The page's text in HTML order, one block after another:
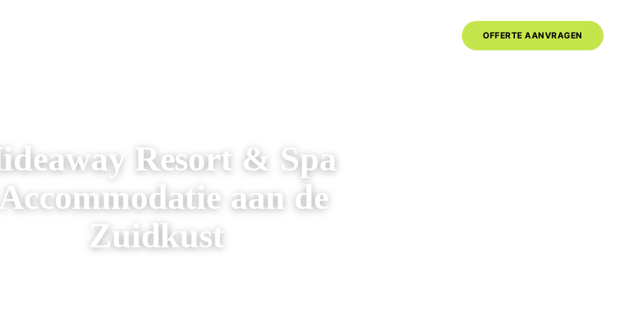
OFFERTE AANVRAGEN
Resort & Spa
| Accommodatie aan de
Zuidkust